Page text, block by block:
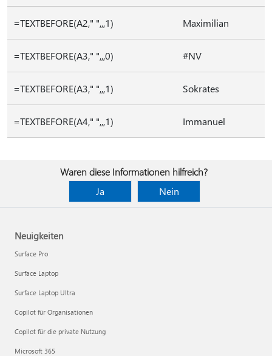
=TEXTBEFORE(A2," ",,,1) Maximilian
=TEXTBEFORE(A3," ",,,0) #NV
=TEXTBEFORE(A3," ",,,1) Sokrates
=TEXTBEFORE(A4," ",,,1) Immanuel
Waren diese Informationen hilfreich?
Ja
Nein
Neuigkeiten
Surface Pro
Surface Laptop
Surface Laptop Ultra
Copilot für Organisationen
Copilot für die private Nutzung
Microsoft 365